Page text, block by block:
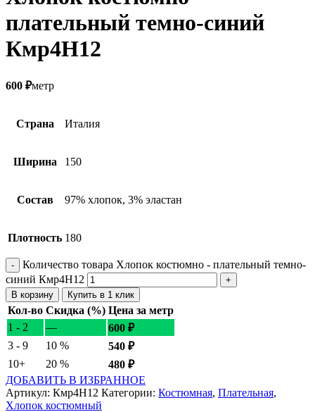
плательный темно-синий
Кмр4Н12
600 ₽метр
Страна Италия
Ширина 150
Состав 97% хлопок, 3% эластан
Плотность 180
Количество товара Хлопок костюмно - плательный темно-
синий Кмр4Н12
В корзину Купить в 1 клик
Кол-во Скидка (%) Цена за метр
1 - 2
— 600 ₽
3 - 9
10 % 540 ₽
10+
20 % 480 ₽
ДОБАВИТЬ В ИЗБРАННОЕ
Артикул: Кмр4Н12 Категории: Костюмная, Плательная,
Хлопок костюмный